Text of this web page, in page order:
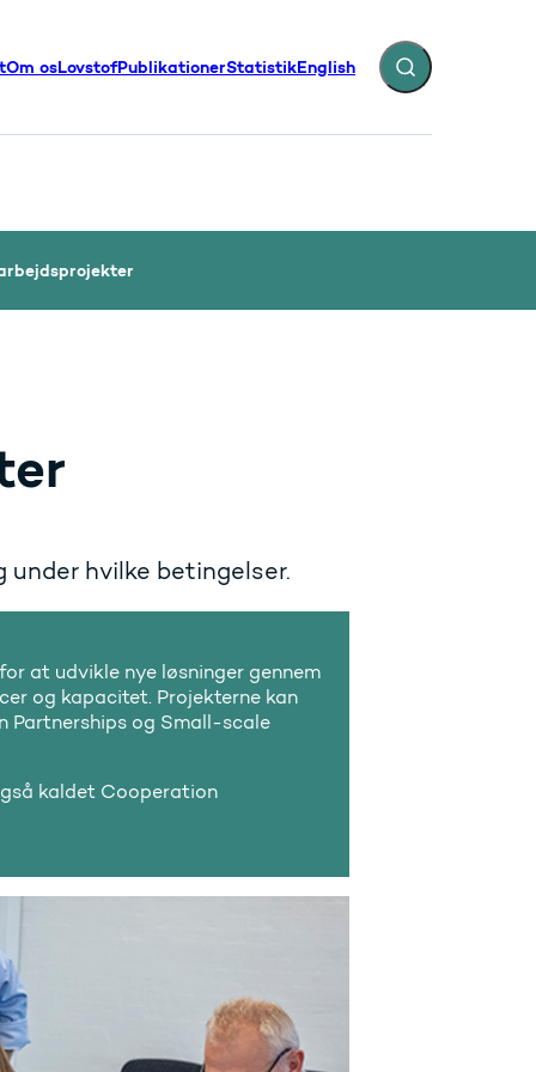
Om osLovstofPublikationerStatistikEnglish Fold søgefelt ud
hvilke betingelser.
at udvikle nye løsninger gennem
og kapacitet. Projekterne kan
Partnerships og Small-scale
kaldet Cooperation